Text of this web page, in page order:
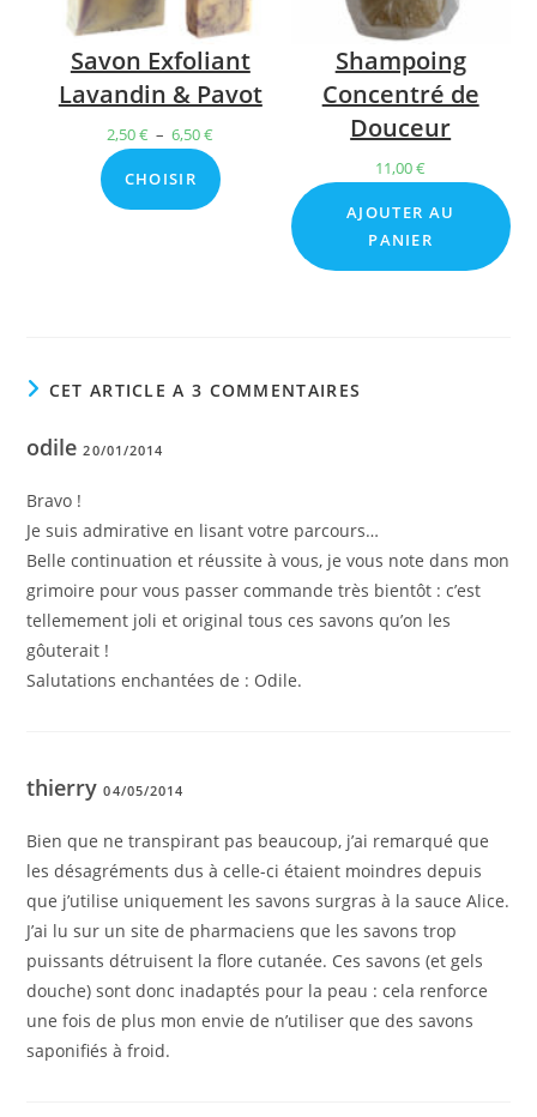
Savon Exfoliant
Lavandin & Pavot
2,50€ – 6,50€
de
prix :
CHOISIR
Shampoing
Concentré de
Douceur
11,00€
AJOUTER AU
PANIER
CET ARTICLE A 3 COMMENTAIRES
odile20/01/2014
Bravo !
Je suis admirative en lisant votre parcours…
Belle continuation et réussite à vous, je vous note dans mon
grimoire pour vous passer commande très bientôt : c’est
tellemement joli et original tous ces savons qu’on les
gôuterait !
Salutations enchantées de : Odile.
thierry04/05/2014
Bien que ne transpirant pas beaucoup, j’ai remarqué que
les désagréments dus à celle-ci étaient moindres depuis
que j’utilise uniquement les savons surgras à la sauce Alice.
J’ai lu sur un site de pharmaciens que les savons trop
puissants détruisent la flore cutanée. Ces savons (et gels
douche) sont donc inadaptés pour la peau : cela renforce
une fois de plus mon envie de n’utiliser que des savons
saponifiés à froid.